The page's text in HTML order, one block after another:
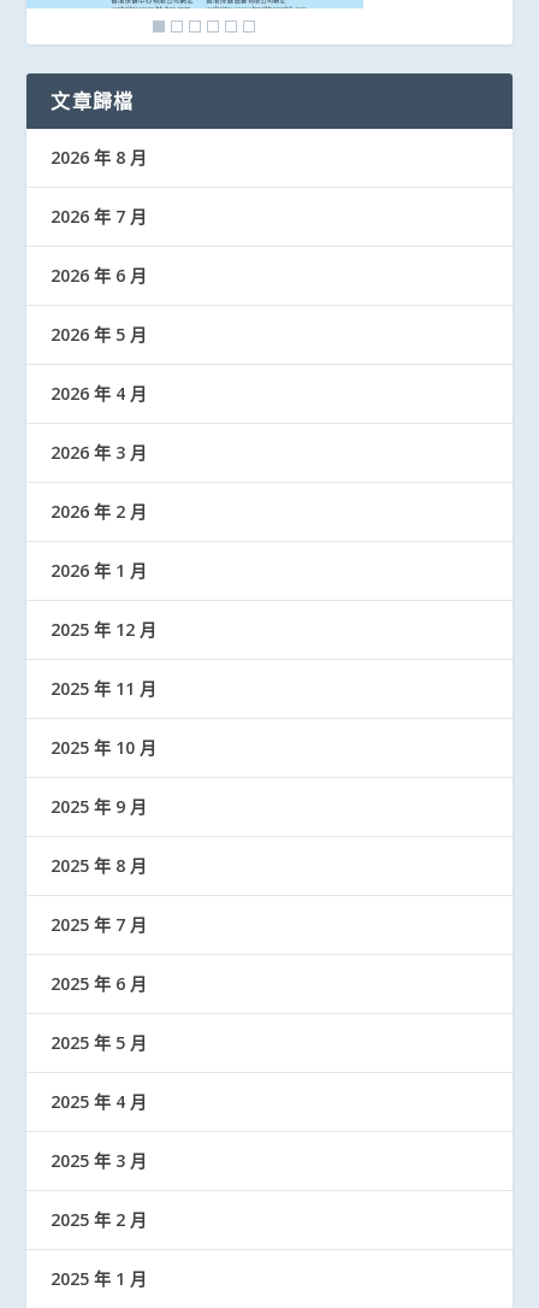
文章歸檔
2026 年 8 月
2026 年 7 月
2026 年 6 月
2026 年 5 月
2026 年 4 月
2026 年 3 月
2026 年 2 月
2026 年 1 月
2025 年 12 月
2025 年 11 月
2025 年 10 月
2025 年 9 月
2025 年 8 月
2025 年 7 月
2025 年 6 月
2025 年 5 月
2025 年 4 月
2025 年 3 月
2025 年 2 月
2025 年 1 月